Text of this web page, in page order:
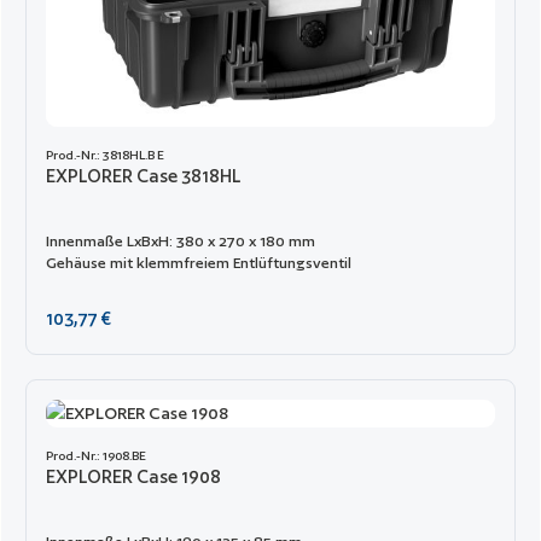
wasserdicht bleibt. Auf diesen MIL-Spec-Spritzgussteil Koffer
wird eine lebenslange Garantie gewährt. Im Inneren können die
Produkte mit gewürfeltem Schaumstoff oder individuellem
Schaumstoff gesichert werden, oder der Koffer kann leer
gekauft werden.
Prod.-Nr.: 3818HL.B E
EXPLORER Case 3818HL
Innenmaße LxBxH: 380 x 270 x 180 mm
Gehäuse mit klemmfreiem Entlüftungsventil
Regulärer Preis:
103,77 €
Prod.-Nr.: 1908.BE
EXPLORER Case 1908